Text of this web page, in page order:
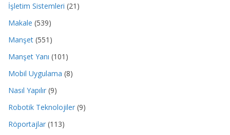
İşletim Sistemleri (21)
Makale (539)
Manşet (551)
Manşet Yanı (101)
Mobil Uygulama (8)
Nasıl Yapılır (9)
Robotik Teknolojiler (9)
Röportajlar (113)